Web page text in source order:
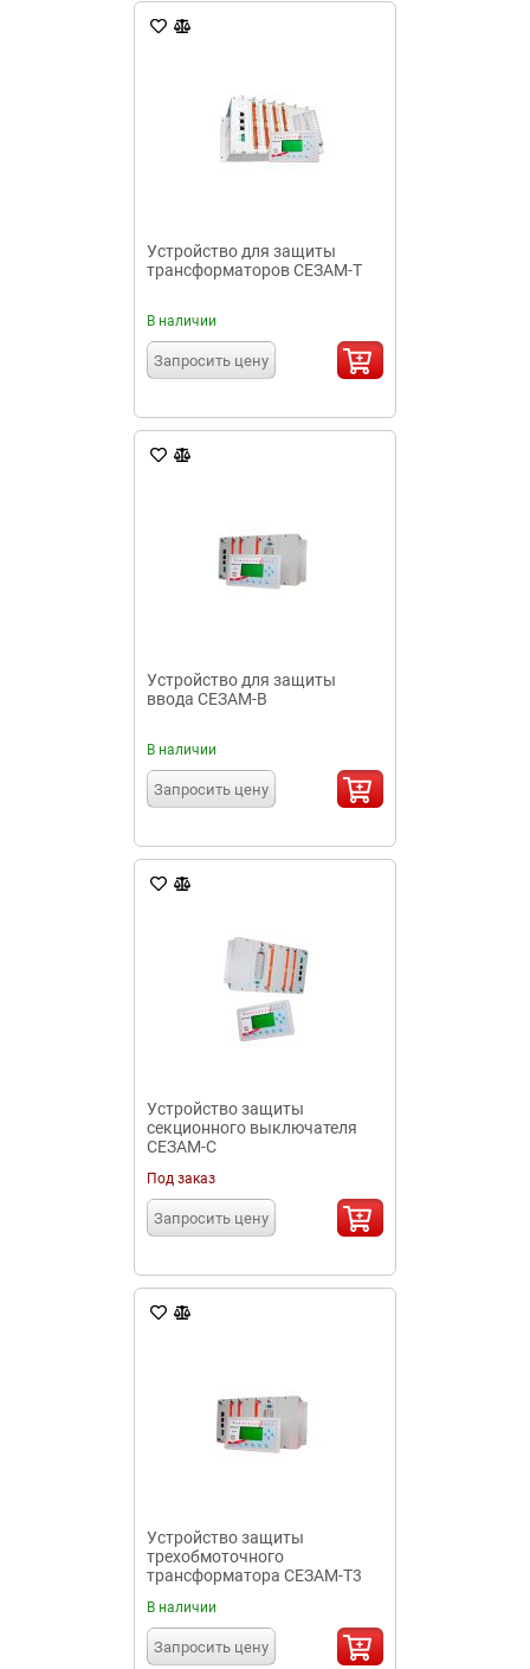
Устройство для защиты
трансформаторов СЕЗАМ-Т
В наличии
Запросить цену
Устройство для защиты
ввода СЕЗАМ-В
В наличии
Запросить цену
Устройство защиты
секционного выключателя
СЕЗАМ-С
Под заказ
Запросить цену
Устройство защиты
трехобмоточного
трансформатора СЕЗАМ-Т3
В наличии
Запросить цену